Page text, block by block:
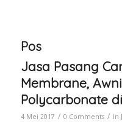
Pos
Jasa Pasang
Membrane,
Polycarbonate
4 Mei 2017 / 0 Comments / in